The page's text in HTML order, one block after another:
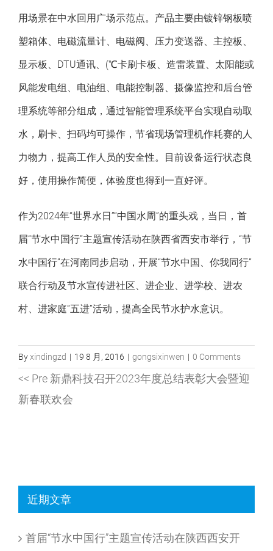
用场景在中水回用广场示范点。产品主要由镀锌钢板喷
塑箱体、电磁流量计、电磁阀、压力变送器、主控板、
显示板、DTU通讯、(℃卡刷卡板、造雷装置、太阳能或
风能发电组、电油组、电能控制器、摄像监控和后台管
理系统等部分组成，通过智能管理系统平台实现自动取
水，刷卡、扫码均可操作，节省现场管理机作耗赛的人
力物力，提高工作人员的安全性。目前设备运行状态良
好，使用操作简便，体验度也得到一直好评。
作为2024年“世界水日”“中国水周”的重头戏，当日，首
届“节水中国行”主题宣传活动在陕西省西安市举行，“节
水中国行”在河南同步启动，开展“节水中国、你我同行”
联合行动及节水宣传进社区、进企业、进学校、进农
村、进家庭“五进”活动，提高全民节水护水意识。
Byxindingzd | 19 8 月, 2016 | gongsixinwen | 0 Comments
<< Pre 新鼎科技召开2023年度总结表彰大会暨迎
新春联欢会
近期文章
首届“节水中国行”主题宣传活动在陕西西安开